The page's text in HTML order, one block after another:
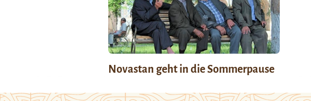
Novastan geht in die Sommerpause